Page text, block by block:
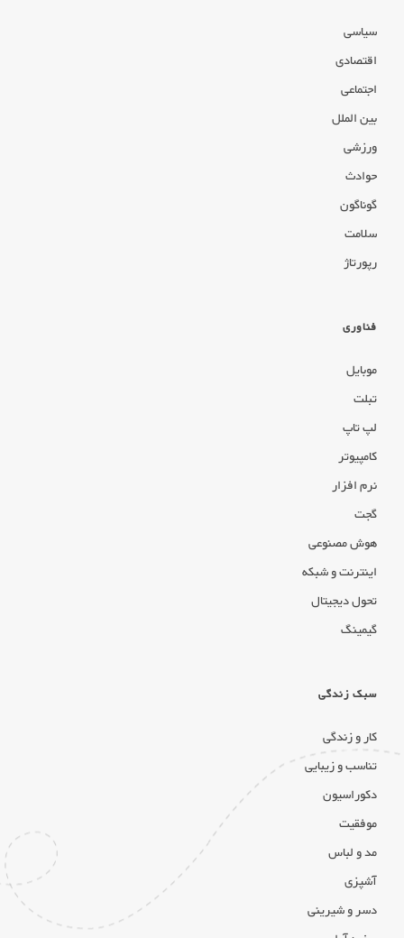
سیاسی
اقتصادی
اجتماعی
بین الملل
ورزشی
حوادث
گوناگون
سلامت
رپورتاژ
فناوری
موبایل
تبلت
لپ تاپ
کامپیوتر
نرم افزار
گجت
هوش مصنوعی
اینترنت و شبکه
تحول دیجیتال
گیمینگ
سبک زندگی
کار و زندگی
تناسب و زیبایی
دکوراسیون
موفقیت
مد و لباس
آشپزی
دسر و شیرینی